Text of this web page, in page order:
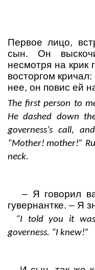
Первое лицо,
сын. Он
несмотря на крик
восторгом
нее, он повис ей
The first person to
He dashed down
governess’s call,
“Mother! mother!”
neck.
– Я говорил
гувернантке. – Я
“I told you it
governess. “I knew!”